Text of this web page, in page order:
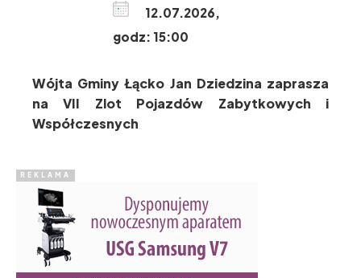
12.07.2026,
godz: 15:00
Wójta Gminy Łącko Jan Dziedzina zaprasza
na VII Zlot Pojazdów Zabytkowych i
Współczesnych
REKLAMA